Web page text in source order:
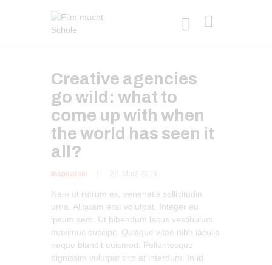
Creative agencies
go wild: what to
come up with when
the world has seen it
all?
Inspiration 28. März 2019
Nam ut rutrum ex, venenatis sollicitudin
urna. Aliquam erat volutpat. Integer eu
ipsum sem. Ut bibendum lacus vestibulum
maximus suscipit. Quisque vitae nibh iaculis
neque blandit euismod. Pellentesque
dignissim volutpat orci at interdum. In id